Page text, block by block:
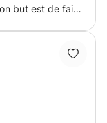
but est de faire